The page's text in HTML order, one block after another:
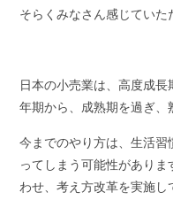
そらくみなさん感じていた
日本の小売業は、高度成
年期から、成熟期を過ぎ、
今までのやり方は、生活
ってしまう可能性があり
わせ、考え方改革を実施